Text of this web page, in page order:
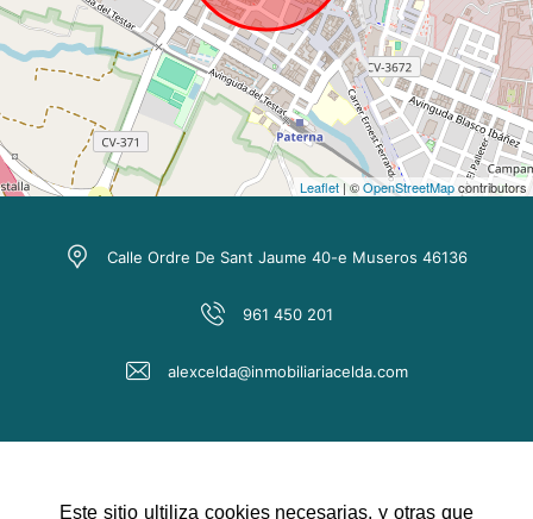
Este sitio ultiliza cookies necesarias, y otras que
Leaflet | ©OpenStreetMapcontributors
Calle Ordre De Sant Jaume 40-e Museros 46136
961 450 201
alexcelda@inmobiliariacelda.com